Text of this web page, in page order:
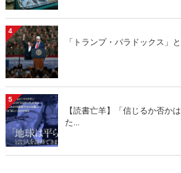
4
「トランプ・パラドックス」
5
【読書亡羊】「信じるか否か
た...